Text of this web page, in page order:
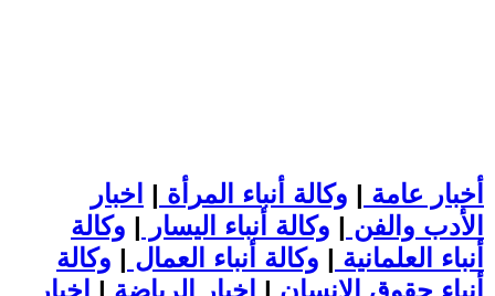
أخبار عامة | وكالة أنباء المرأة | اخبار
الأدب والفن | وكالة أنباء اليسار | وكالة
أنباء العلمانية | وكالة أنباء العمال | وكالة
أنباء حقوق الإنسان | اخبار الرياضة | اخبار